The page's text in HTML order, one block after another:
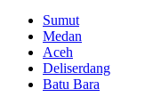
Sumut
Medan
Aceh
Deliserdang
Batu Bara